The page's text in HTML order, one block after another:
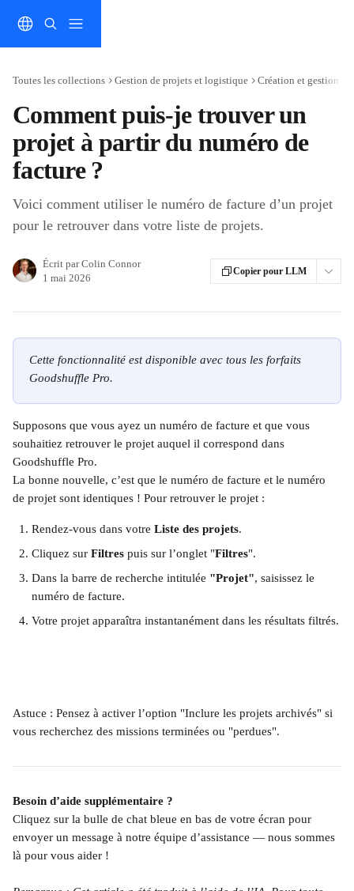
Toutes les collections Gestion de projets et logistique Création et gestion
Comment puis-je trouver un
projet à partir du numéro de
facture ?
Voici comment utiliser le numéro de facture d’un projet
pour le retrouver dans votre liste de projets.
Écrit parColin Connor
1 mai 2026
Copier pour LLM
Cette fonctionnalité est disponible avec tous les forfaits
Goodshuffle Pro.
Supposons que vous ayez un numéro de facture et que vous
souhaitiez retrouver le projet auquel il correspond dans
Goodshuffle Pro.
La bonne nouvelle, c’est que le numéro de facture et le numéro
de projet sont identiques ! Pour retrouver le projet :
Rendez-vous dans votre Liste des projets.
Cliquez sur Filtres puis sur l’onglet "Filtres".
Dans la barre de recherche intitulée "Projet", saisissez le
numéro de facture.
Votre projet apparaîtra instantanément dans les résultats filtrés.
Astuce : Pensez à activer l’option "Inclure les projets archivés" si
vous recherchez des missions terminées ou "perdues".
Besoin d’aide supplémentaire ?
Cliquez sur la bulle de chat bleue en bas de votre écran pour
envoyer un message à notre équipe d’assistance — nous sommes
là pour vous aider !